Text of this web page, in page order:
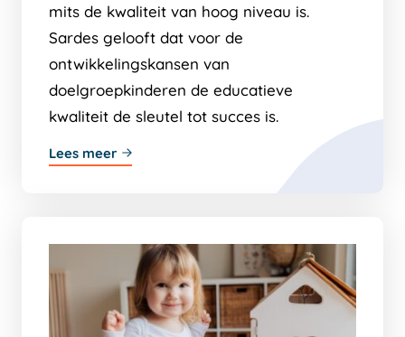
mits de kwaliteit van hoog niveau is.
Sardes gelooft dat voor de
ontwikkelingskansen van
doelgroepkinderen de educatieve
kwaliteit de sleutel tot succes is.
Lees meer